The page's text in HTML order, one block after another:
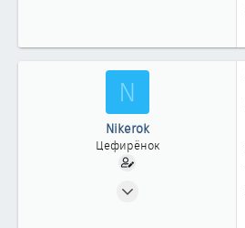
N
Nikerok
Цефирёнок